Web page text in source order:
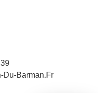
Du-Barman.fr